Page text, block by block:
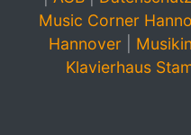
Music Corner
Hannover
Klavierhaus